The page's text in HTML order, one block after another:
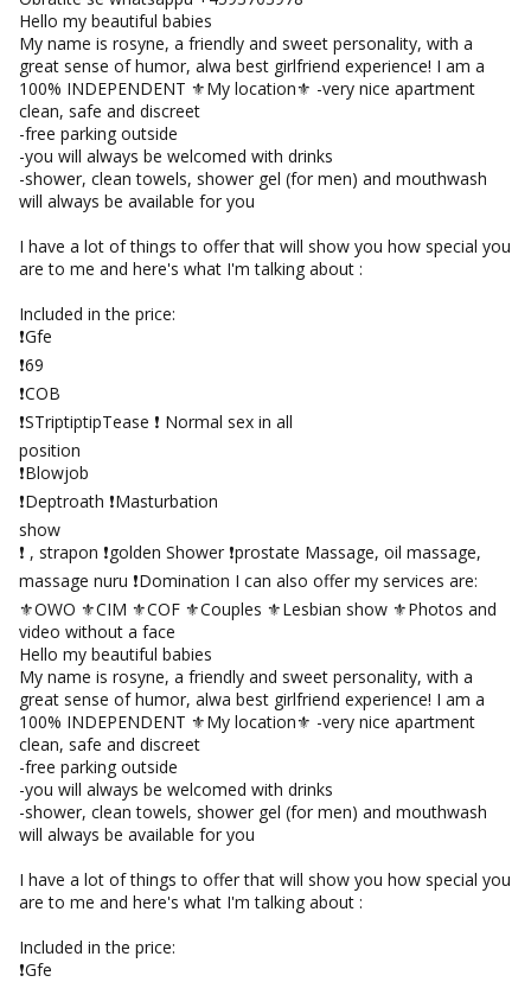
064/677-677
- Kod: #142
tel:0,93€ - mob:1,12€ min
Hello my beautiful babies
My name is rosyne, a friendly and sweet personality, with a
great sense of humor, alwa best girlfriend experience! I am a
100% INDEPENDENT ⚜️My location⚜️ -very nice apartment
clean, safe and discreet
-free parking outside
-you will always be welcomed with drinks
-shower, clean towels, shower gel (for men) and mouthwash
will always be available for you
I have a lot of things to offer that will show you how special you
are to me and here's what I'm talking about :
Included in the price:
❗️Gfe
❗️69
❗️COB
❗️STriptiptipTease ❗️ Normal sex in all
position
❗️Blowjob
❗️Deptroath ❗️Masturbation
show
❗️ , strapon ❗️golden Shower ❗️prostate Massage, oil massage,
massage nuru ❗️Domination I can also offer my services are:
⚜️OWO ⚜️CIM ⚜️COF ⚜️Couples ⚜️Lesbian show ⚜️Photos and
video without a face
Hello my beautiful babies
My name is rosyne, a friendly and sweet personality, with a
great sense of humor, alwa best girlfriend experience! I am a
100% INDEPENDENT ⚜️My location⚜️ -very nice apartment
clean, safe and discreet
-free parking outside
-you will always be welcomed with drinks
-shower, clean towels, shower gel (for men) and mouthwash
will always be available for you
I have a lot of things to offer that will show you how special you
are to me and here's what I'm talking about :
Included in the price:
❗️Gfe